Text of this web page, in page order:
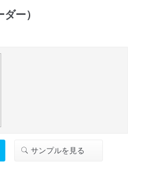
ー）
サンプルを見る